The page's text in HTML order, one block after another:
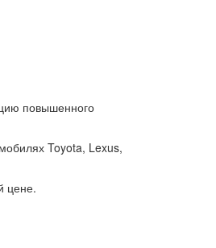
повышенного
Toyota, Lexus,
цене.